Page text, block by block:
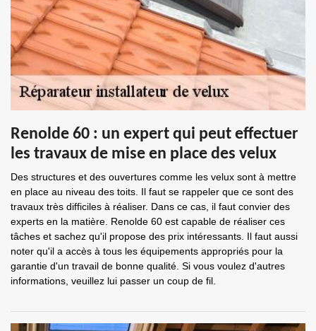
Renolde 60 : un expert qui peut effectuer
les travaux de mise en place des velux
Des structures et des ouvertures comme les velux sont à mettre
en place au niveau des toits. Il faut se rappeler que ce sont des
travaux très difficiles à réaliser. Dans ce cas, il faut convier des
experts en la matière. Renolde 60 est capable de réaliser ces
tâches et sachez qu'il propose des prix intéressants. Il faut aussi
noter qu'il a accès à tous les équipements appropriés pour la
garantie d'un travail de bonne qualité. Si vous voulez d'autres
informations, veuillez lui passer un coup de fil.